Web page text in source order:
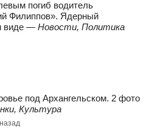
погиб водитель
Филиппов». Ядерный
виде — Новости, Политика
под Архангельском. 2 фото
Культура